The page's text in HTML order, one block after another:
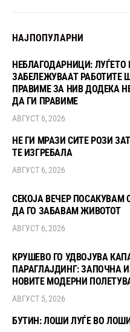
НАЈПОПУЛАРНИ
НЕБЛАГОДАРНИЦИ: ЛУЃЕТО
ЗАБЕЛЕЖУВААТ РАБОТИТЕ
ПРАВИМЕ ЗА НИВ ДОДЕКА
ДА ГИ ПРАВИМЕ
АВГУСТ 6, 2026
НЕ ГИ МРАЗИ СИТЕ РОЗИ
ТЕ ИЗГРЕБАЛА
АВГУСТ 6, 2026
СЕКОЈА ВЕЧЕР ПОСАКУВАМ
ДА ГО ЗАБАВАМ ЖИВОТОТ
АВГУСТ 6, 2026
КРУШЕВО ГО УДВОЈУВА
ПАРАГЛАЈДИНГ: ЗАПОЧНА
НОВИТЕ МОДЕРНИ
АВГУСТ 5, 2026
БУТИН: ЛОШИ ЛУЃЕ ВО